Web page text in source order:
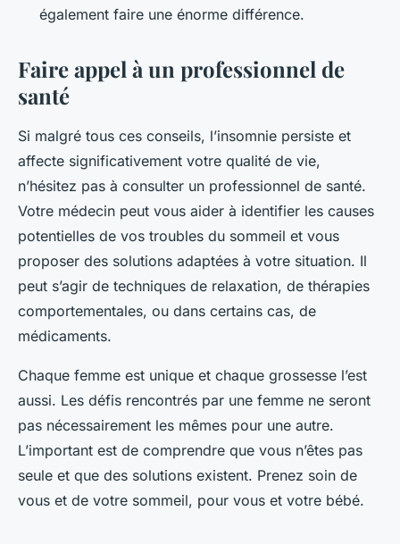
également faire une énorme différence.
Faire appel à un professionnel de
santé
Si malgré tous ces conseils, l’insomnie persiste et
affecte significativement votre qualité de vie,
n’hésitez pas à consulter un professionnel de santé.
Votre médecin peut vous aider à identifier les causes
potentielles de vos troubles du sommeil et vous
proposer des solutions adaptées à votre situation. Il
peut s’agir de techniques de relaxation, de thérapies
comportementales, ou dans certains cas, de
médicaments.
Chaque femme est unique et chaque grossesse l’est
aussi. Les défis rencontrés par une femme ne seront
pas nécessairement les mêmes pour une autre.
L’important est de comprendre que vous n’êtes pas
seule et que des solutions existent. Prenez soin de
vous et de votre sommeil, pour vous et votre bébé.